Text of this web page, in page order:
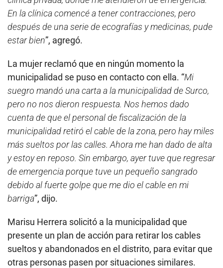
En la clínica comencé a tener contracciones, pero
después de una serie de ecografías y medicinas, pude
estar bien”, agregó.
La mujer reclamó que en ningún momento la
municipalidad se puso en contacto con ella. “Mi
suegro mandó una carta a la municipalidad de Surco,
pero no nos dieron respuesta. Nos hemos dado
cuenta de que el personal de fiscalización de la
municipalidad retiró el cable de la zona, pero hay miles
más sueltos por las calles. Ahora me han dado de alta
y estoy en reposo. Sin embargo, ayer tuve que regresar
de emergencia porque tuve un pequeño sangrado
debido al fuerte golpe que me dio el cable en mi
barriga”, dijo.
Marisu Herrera solicitó a la municipalidad que
presente un plan de acción para retirar los cables
sueltos y abandonados en el distrito, para evitar que
otras personas pasen por situaciones similares.